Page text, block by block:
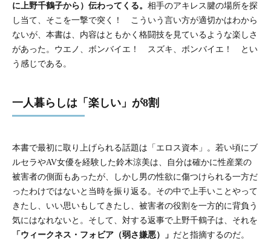
に上野千鶴子から）伝わってくる。 相手のアキレス腱の場所を探
し当て、そこを一撃で突く！ こういう言い方が適切かはわから
ないが、本書は、内容はともかく格闘技を見ているような楽しさ
があった。ウエノ、ボンバイエ！ スズキ、ボンバイエ！ とい
う感じである。
一人暮らしは「楽しい」が8割
本書で最初に取り上げられる話題は「エロス資本」。若い頃にブ
ルセラやAV女優を経験した鈴木涼美は、自分は確かに性産業の
被害者の側面もあったが、しかし男の性欲に傷つけられる一方だ
ったわけではないと当時を振り返る。その中で上手いことやって
きたし、いい思いもしてきたし、被害者の役割を一方的に背負う
気にはなれないと。そして、対する返事で上野千鶴子は、それを
「ウィークネス・フォビア（弱さ嫌悪）」 だと指摘するのだ。